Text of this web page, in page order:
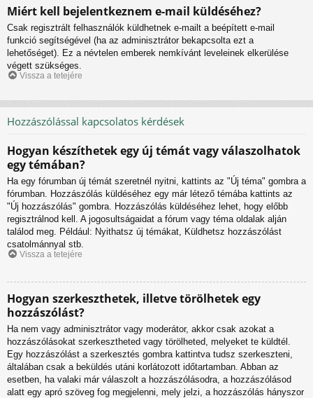
Miért kell bejelentkeznem e-mail küldéséhez?
Csak regisztrált felhasználók küldhetnek e-mailt a beépített e-mail
funkció segítségével (ha az adminisztrátor bekapcsolta ezt a
lehetőséget). Ez a névtelen emberek nemkívánt leveleinek elkerülése
végett szükséges.
Vissza a tetejére
Hozzászólással kapcsolatos kérdések
Hogyan készíthetek egy új témát vagy válaszolhatok
egy témában?
Ha egy fórumban új témát szeretnél nyitni, kattints az "Új téma" gombra a
fórumban. Hozzászólás küldéséhez egy már létező témába kattints az
"Új hozzászólás" gombra. Hozzászólás küldéséhez lehet, hogy előbb
regisztrálnod kell. A jogosultságaidat a fórum vagy téma oldalak alján
találod meg. Például: Nyithatsz új témákat, Küldhetsz hozzászólást
csatolmánnyal stb.
Vissza a tetejére
Hogyan szerkeszthetek, illetve törölhetek egy
hozzászólást?
Ha nem vagy adminisztrátor vagy moderátor, akkor csak azokat a
hozzászólásokat szerkesztheted vagy törölheted, melyeket te küldtél.
Egy hozzászólást a szerkesztés gombra kattintva tudsz szerkeszteni,
általában csak a beküldés utáni korlátozott időtartamban. Abban az
esetben, ha valaki már válaszolt a hozzászólásodra, a hozzászólásod
alatt egy apró szöveg fog megjelenni, mely jelzi, a hozzászólás hányszor